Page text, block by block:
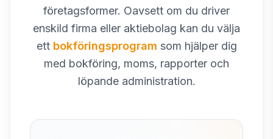
företagsformer. Oavsett om du driver
enskild firma eller aktiebolag kan du välja
ett bokföringsprogram som hjälper dig
med bokföring, moms, rapporter och
löpande administration.